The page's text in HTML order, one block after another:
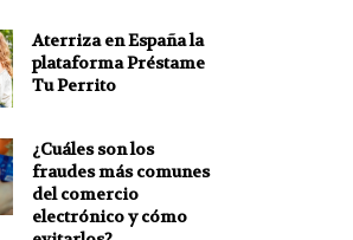
Aterriza en España la
plataforma Préstame
Tu Perrito
¿Cuáles son los
fraudes más comunes
del comercio
electrónico y cómo